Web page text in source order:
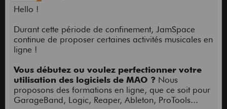
Hello !
Durant cette période de confinement, JamSpace
continue de proposer certaines activités musicales en
ligne !
Vous débutez ou voulez perfectionner votre
utilisation des logiciels de MAO ?Nous
proposons des formations en ligne, que ce soit pour
GarageBand, Logic, Reaper, Ableton, ProTools...